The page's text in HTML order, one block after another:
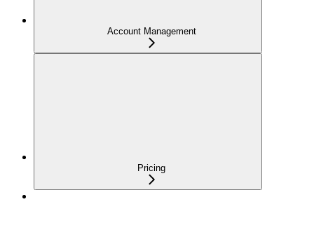
Account Management
Pricing